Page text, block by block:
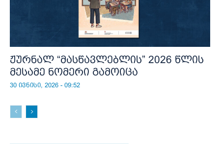
ჟურნალ “მასწავლებლის” 2026 წლის
მესამე ნომერი გამოიცა
30 ივნისი, 2026 - 09:52